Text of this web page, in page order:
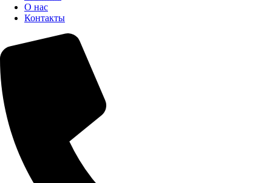
О нас
Контакты